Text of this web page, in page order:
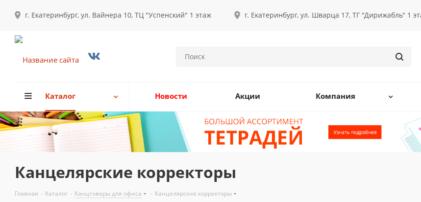
г. Екатеринбург, ул. Вайнера 10, ТЦ "Успенский" 1 этаж г. Екатеринбург, ул. Шварца 17, ТГ "Дирижабль" 1
Каталог Новости Акции Компания
Канцелярские корректоры
Главная - Каталог - Канцтовары для офиса - Канцелярские корректоры